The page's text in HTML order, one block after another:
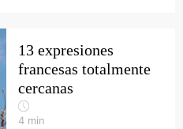
13 expresiones
francesas totalmente
cercanas
4 min